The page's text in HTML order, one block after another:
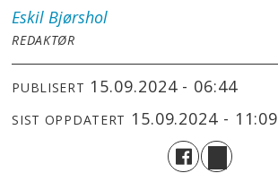
Eskil Bjørshol
REDAKTØR
PUBLISERT 15.09.2024 - 06:44
SIST OPPDATERT 15.09.2024 - 11:09